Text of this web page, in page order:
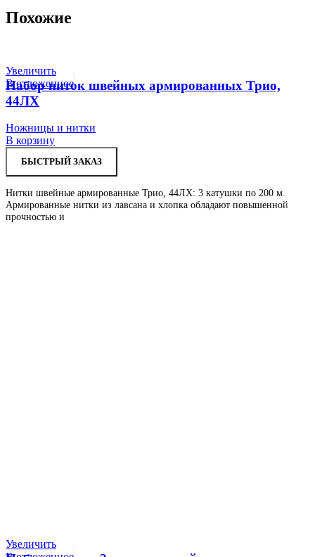
Похожие
Увеличить
В отложенное
Набор ниток швейных армированных Трио,
44ЛХ
Ножницы и нитки
В корзину
БЫСТРЫЙ ЗАКАЗ
Нитки швейные армированные Трио, 44ЛХ: 3 катушки по 200 м.
Армированные нитки из лавсана и хлопка обладают повышенной
прочностью и
Увеличить